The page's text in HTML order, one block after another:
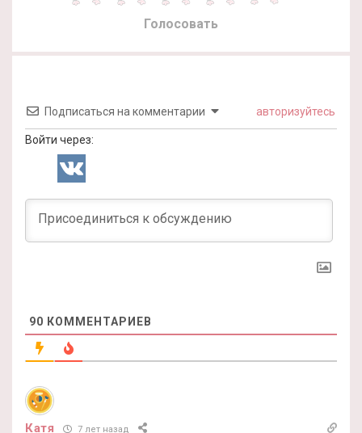
Голосовать
Подписаться на комментарии авторизуйтесь
Войти через:
90 КОММЕНТАРИЕВ
Катя 7 лет назад